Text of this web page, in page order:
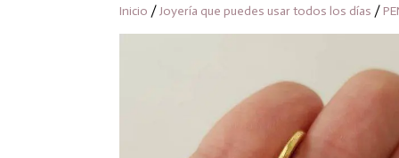
Inicio /Joyería que puedes usar todos los días /